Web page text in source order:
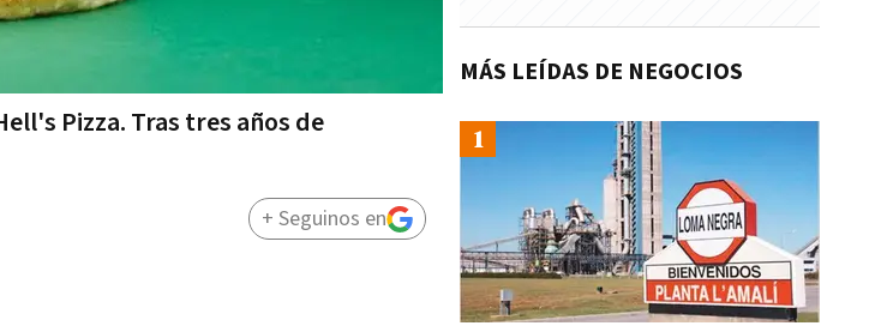
Pizza. Tras tres años de
+ Seguinos en
MÁS LEÍDAS DE NEGOCIOS